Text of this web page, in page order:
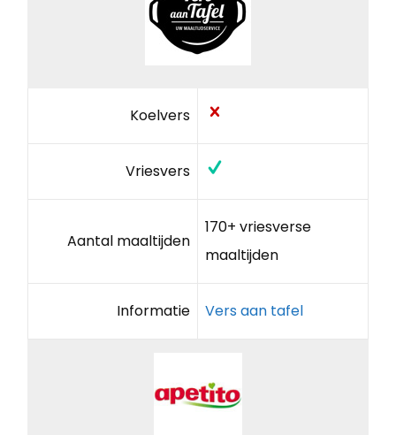
Koelvers
Vriesvers
Aantal maaltijden
170+ vriesverse
maaltijden
Informatie Vers aan tafel